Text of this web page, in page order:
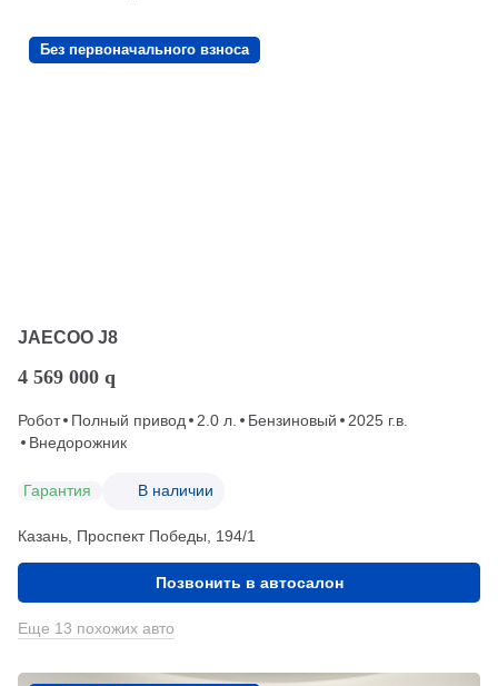
Без первоначального взноса
JAECOO J8
4 569 000 q
Робот Полный привод 2.0 л. Бензиновый
2025 г.в.
Внедорожник
Гарантия В наличии
Казань, Проспект Победы, 194/1
Позвонить в автосалон
Еще 13 похожих авто